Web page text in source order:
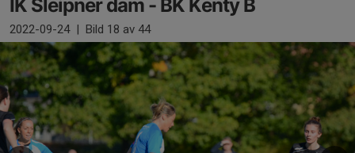
IK Sleipner dam - BK Kenty B
2022-09-24 | Bild 18 av 44